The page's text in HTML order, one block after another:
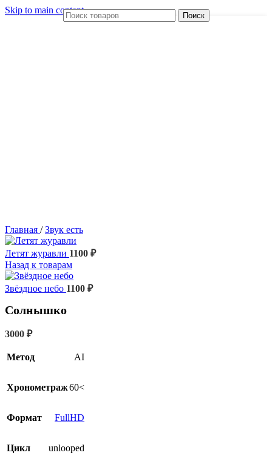
Skip to main content
Поиск
Главная / Звук есть
Летят журавли 1100 ₽
Назад к товарам
Звёздное небо 1100 ₽
Солнышко
3000 ₽
Метод AI
Хронометраж60<
Формат FullHD
Цикл unlooped